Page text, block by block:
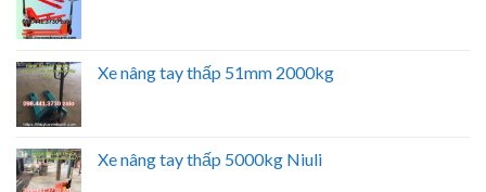
Xe nâng tay thấp 51mm 2000kg
Xe nâng tay thấp 5000kg Niuli